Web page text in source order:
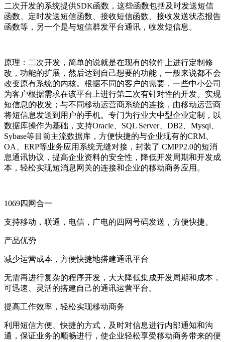
二次开发的系统提供SDK函数，这些函数包括及时发送短信
函数、定时发送短信函数、接收短信函数、接收发送状态报告
函数等，另一个是与短信群发平台通讯，收发短信息。
原理：二次开发，简单的说就是在现有的软件上进行定制修
改，功能的扩展，然后达到自己想要的功能，一般来说都不会
改变原有系统的内核。根据不同的客户的需要，一些中小公司
为客户根据需求在该平台上进行第二次有针对性的开发。实现
短信息的收发；与不同移动运营商系统的连接，由移动运营商
将短信息发送到用户的手机。专门为行业大中型企业定制，以
数据库操作为基础，支持Oracle、SQL Server、DB2、Mysql、
Sybase等目前主流数据库，方便快捷的与企业现有的CRM、
OA、ERP等业务应用系统无缝对接，封装了 CMPP2.0的短消
息通讯协议，提高企业资料的安全性，降低开发周期和开发成
本，轻松实现短消息网关的连接和企业的移动商务应用。
1069四网合一
支持移动，联通，电信，广电的四网号码发送，方便快捷。
产品优势
减少运营成本，方便快捷地搭建通讯平台
无需再进行复杂的程序开发，大大降低集成开发周期和成本，
可迅速、灵活的搭建自己的通讯运营平台。
提高工作效率，轻松实现移动商务
利用短信方便、快捷的方式，及时对信息进行内部通知和沟
通，保证业务的顺畅进行，使企业轻松享受移动商务带来的便